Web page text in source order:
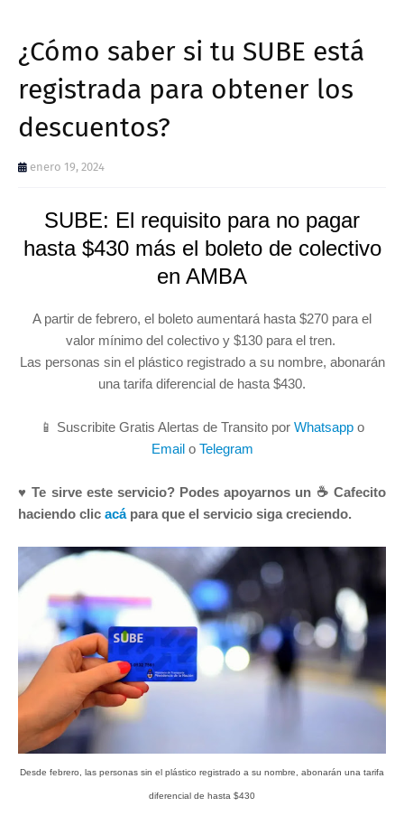
¿Cómo saber si tu SUBE está
registrada para obtener los
descuentos?
enero 19, 2024
SUBE: El requisito para no pagar
hasta $430 más el boleto de colectivo
en AMBA
A partir de febrero, el boleto aumentará hasta $270 para el
valor mínimo del colectivo y $130 para el tren.
Las personas sin el plástico registrado a su nombre, abonarán
una tarifa diferencial de hasta $430.
📱 Suscribite Gratis Alertas de Transito por Whatsapp o
Emailo Telegram
♥ Te sirve este servicio? Podes apoyarnos un ☕ Cafecito
haciendo clic acápara que el servicio siga creciendo.
Desde febrero, las personas sin el plástico registrado a su nombre, abonarán una tarifa
diferencial de hasta $430